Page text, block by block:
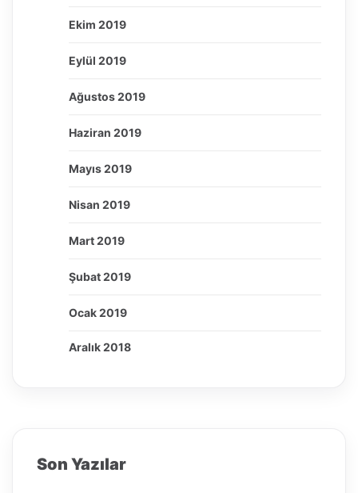
Ekim 2019
Eylül 2019
Ağustos 2019
Haziran 2019
Mayıs 2019
Nisan 2019
Mart 2019
Şubat 2019
Ocak 2019
Aralık 2018
Son Yazılar